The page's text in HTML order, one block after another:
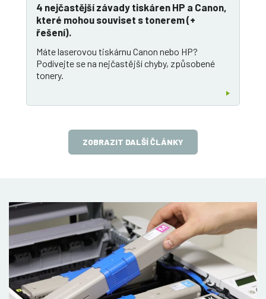
4 nejčastější závady tiskáren HP a Canon,
které mohou souviset s tonerem (+
řešení).
Máte laserovou tiskárnu Canon nebo HP?
Podívejte se na nejčastější chyby, způsobené
tonery.
ZOBRAZIT DALŠÍ ČLÁNKY